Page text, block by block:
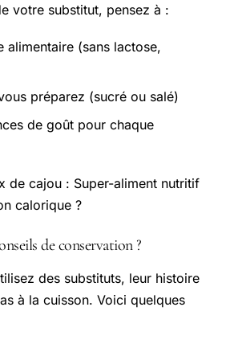
votre substitut, pensez à :
alimentaire (sans lactose,
préparez (sucré ou salé)
de goût pour chaque
de cajou : Super-aliment nutritif
calorique ?
de conservation ?
des substituts, leur histoire
à la cuisson. Voici quelques